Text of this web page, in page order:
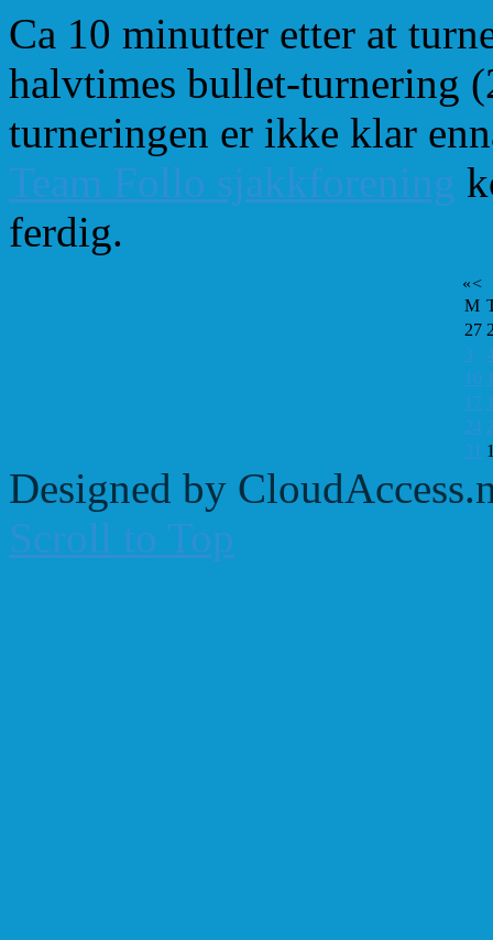
Ca 10 minutter etter at
halvtimes bullet-turnering
turneringen er ikke klar
Team Follo sjakkforening
ferdig.
«<
M
27
3
10
17
24
31
Designed by
Scroll to Top